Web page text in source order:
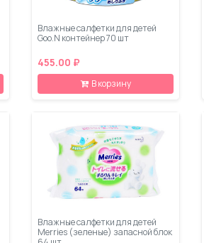
Влажные салфетки для детей
Goo.N контейнер 70 шт
455.00 ₽
В корзину
Влажные салфетки для детей
Merries (зеленые) запасной блок